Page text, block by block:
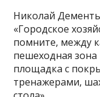
Николай
«Городское
помните, между
пешеходная
площадка с
тренажерами,